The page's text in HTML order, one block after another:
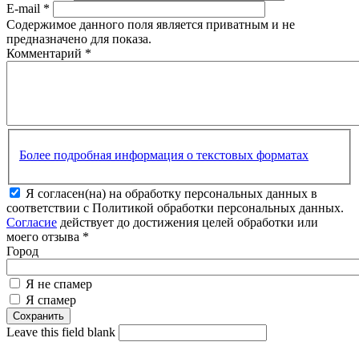
E-mail *
Содержимое данного поля является приватным и не
предназначено для показа.
Комментарий *
Более подробная информация о текстовых форматах
Я согласен(на) на обработку персональных данных в
соответствии с Политикой обработки персональных данных.
Согласие действует до достижения целей обработки или
моего отзыва *
Город
Я не спамер
Я спамер
Leave this field blank